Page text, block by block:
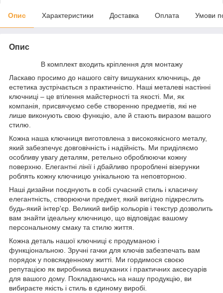
Опис Характеристики Доставка Оплата Умови
Опис
В комплект входить кріплення для монтажу
Ласкаво просимо до нашого світу вишуканих ключниць, де
естетика зустрічається з практичністю. Наші металеві настінні
ключниці – це втілення майстерності та якості. Ми, як
компанія, присвячуємо себе створенню предметів, які не
лише виконують свою функцію, але й стають виразом вашого
стилю.
Кожна наша ключниця виготовлена з високоякісного металу,
який забезпечує довговічність і надійність. Ми приділяємо
особливу увагу деталям, ретельно оброблюючи кожну
поверхню. Елегантні лінії і дбайливо пророблені візерунки
роблять кожну ключницю унікальною та неповторною.
Наші дизайни поєднують в собі сучасний стиль і класичну
елегантність, створюючи предмет, який вигідно підкреслить
будь-який інтер'єр. Великий вибір кольорів і текстур дозволить
вам знайти ідеальну ключницю, що відповідає вашому
персональному смаку та стилю життя.
Кожна деталь нашої ключниці є продуманою і
функціональною. Зручні гачки для ключів забезпечать вам
порядок у повсякденному житті. Ми гордимося своєю
репутацією як виробника вишуканих і практичних аксесуарів
для вашого дому. Покладаючись на нашу продукцію, ви
вибираєте якість і стиль в єдиному виробі.